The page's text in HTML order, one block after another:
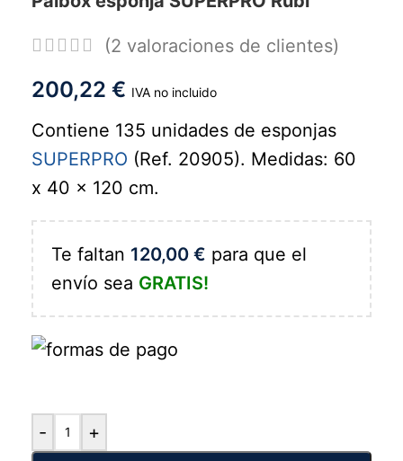
(2 valoraciones de clientes)
200,22 € IVA no incluido
Contiene 135 unidades de esponjas
SUPERPRO (Ref. 20905). Medidas: 60
x 40 x 120 cm.
Te faltan 120,00 € para que el
envío sea GRATIS!
- +